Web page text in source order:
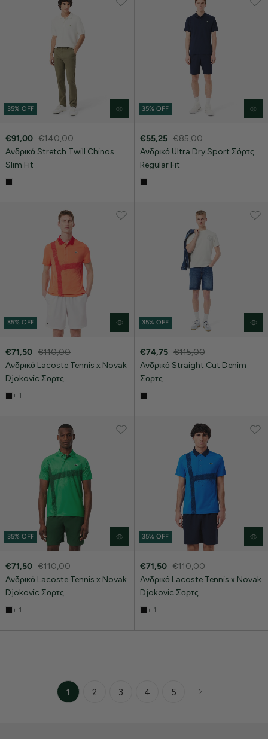
35% OFF
€91,00 €140,00
Ανδρικό Stretch Twill Chinos
Slim Fit
35% OFF
€55,25 €85,00
Ανδρικό Ultra Dry Sport Σόρτς
Regular Fit
35% OFF
€71,50 €110,00
Ανδρικό Lacoste Tennis x Novak
Djokovic Σορτς
+ 1
35% OFF
€74,75 €115,00
Ανδρικό Straight Cut Denim
Σορτς
35% OFF
€71,50 €110,00
Ανδρικό Lacoste Tennis x Novak
Djokovic Σορτς
+ 1
35% OFF
€71,50 €110,00
Ανδρικό Lacoste Tennis x Novak
Djokovic Σορτς
+ 1
1 2 3 4 5